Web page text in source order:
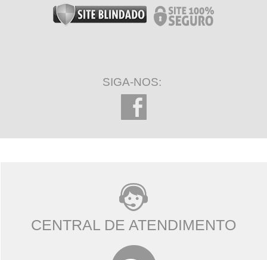
SIGA-NOS:
CENTRAL DE ATENDIMENTO